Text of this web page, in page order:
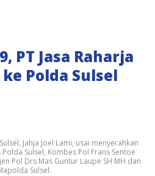
PT Jasa Raharja
Polda Sulsel
Jahja Joel Lami, usai menyerahkan
Sulsel, Kombes Pol Frans Sentoe
Pol Drs Mas Guntur Laupe SH MH dan
Sulsel.